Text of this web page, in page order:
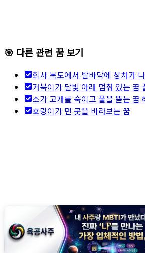
🎯 다른 관련 꿈 보기
회사 복도에서 발바닥에 상처가
거북이가 달빛 아래 멈춰 있는 꿈
소가 고개를 숙이고 풀을 뜯는 꿈
호랑이가 먼 곳을 바라보는 꿈